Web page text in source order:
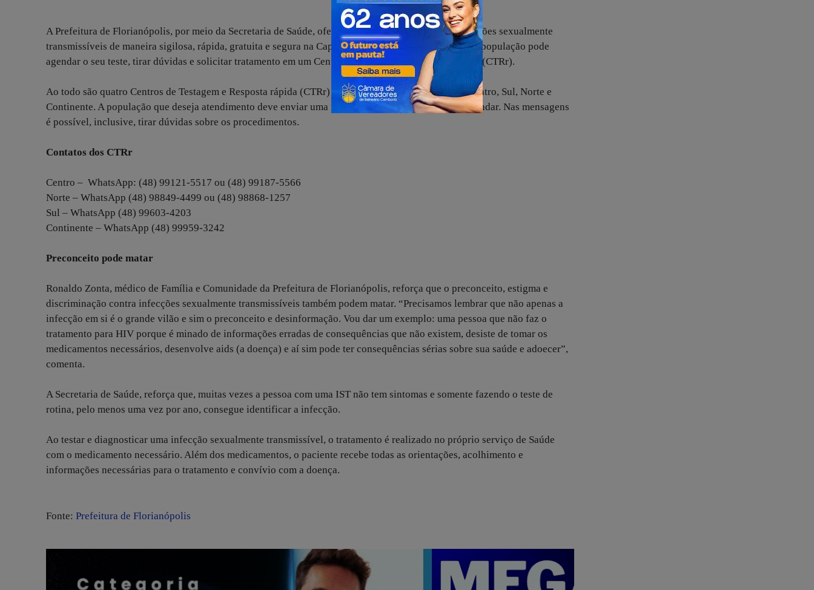
A Prefeitura de Florianópolis, por meio da Secretaria de Saúde, oferece testes e tratamento para infecções sexualmente
transmissíveis de maneira sigilosa, rápida, gratuita e segura na Capital. Além dos Centros de Saúde, a população pode
agendar o seu teste, tirar dúvidas e solicitar tratamento em um Centro de Testagem e Resposta Rápida (CTRr).
Ao todo são quatro Centros de Testagem e Resposta rápida (CTRr) em todas as regiões da Capital: Centro, Sul, Norte e
Continente. A população que deseja atendimento deve enviar uma mensagem por WhatsApp para agendar. Nas mensagens
é possível, inclusive, tirar dúvidas sobre os procedimentos.
Contatos dos CTRr
Centro – WhatsApp: (48) 99121-5517 ou (48) 99187-5566
Norte – WhatsApp (48) 98849-4499 ou (48) 98868-1257
Sul – WhatsApp (48) 99603-4203
Continente – WhatsApp (48) 99959-3242
Preconceito pode matar
Ronaldo Zonta, médico de Família e Comunidade da Prefeitura de Florianópolis, reforça que o preconceito, estigma e
discriminação contra infecções sexualmente transmissíveis também podem matar. “Precisamos lembrar que não apenas a
infecção em si é o grande vilão e sim o preconceito e desinformação. Vou dar um exemplo: uma pessoa que não faz o
tratamento para HIV porque é minado de informações erradas de consequências que não existem, desiste de tomar os
medicamentos necessários, desenvolve aids (a doença) e aí sim pode ter consequências sérias sobre sua saúde e adoecer”,
comenta.
A Secretaria de Saúde, reforça que, muitas vezes a pessoa com uma IST não tem sintomas e somente fazendo o teste de
rotina, pelo menos uma vez por ano, consegue identificar a infecção.
Ao testar e diagnosticar uma infecção sexualmente transmissível, o tratamento é realizado no próprio serviço de Saúde
com o medicamento necessário. Além dos medicamentos, o paciente recebe todas as orientações, acolhimento e
informações necessárias para o tratamento e convívio com a doença.
Fonte: Prefeitura de Florianópolis